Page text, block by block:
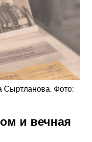
Сыртланова. Фото:
и вечная